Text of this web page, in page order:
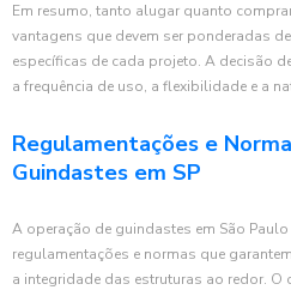
Em resumo, tanto alugar quanto
vantagens que devem ser ponderadas
específicas de cada projeto. A decisão
a frequência de uso, a flexibilidade e a
Regulamentações e
Guindastes em SP
A operação de guindastes em São
regulamentações e normas que
a integridade das estruturas ao redor.